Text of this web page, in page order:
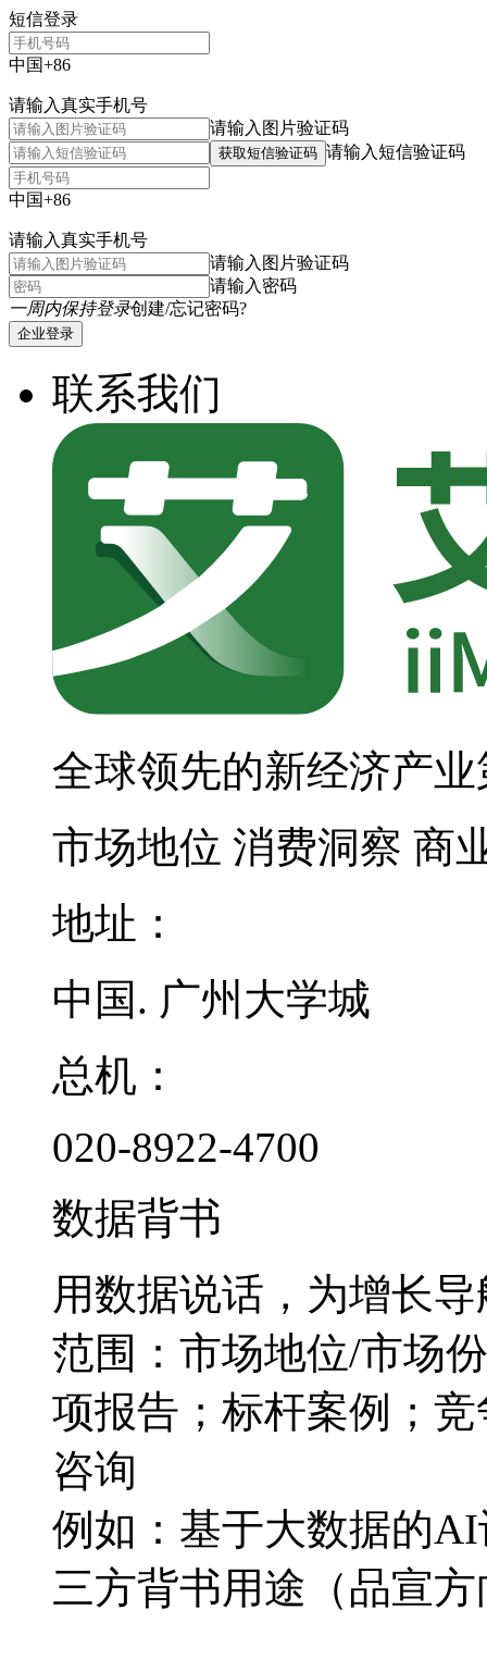
短信登录
中国+86
请输入真实手机号
请输入图片验证码
获取短信验证码 请输入短信验证码
中国+86
请输入真实手机号
请输入图片验证码
请输入密码
一周内保持登录创建/忘记密码?
企业登录
联系我们
全球领先的新经济产
市场地位 消费洞察 商
地址：
中国. 广州大学城
总机：
020-8922-4700
数据背书
用数据说话，为增长导
范围：市场地位/市场
项报告；标杆案例；
咨询
例如：基于大数据的
三方背书用途（品宣